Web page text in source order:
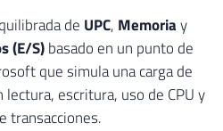
de UPC, Memoriay
(E/S)basado en un punto de
que simula una carga de
lectura, escritura, uso de CPU y
transacciones.